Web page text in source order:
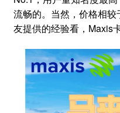
流畅的。当然，价格相
友提供的经验看，Maxis